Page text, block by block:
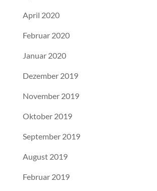
April 2020
Februar 2020
Januar 2020
Dezember 2019
November 2019
Oktober 2019
September 2019
August 2019
Februar 2019